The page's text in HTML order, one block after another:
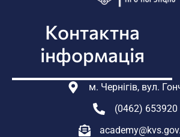
Контактна
інформація
м. Чернігів, вул.
(0462) 653920